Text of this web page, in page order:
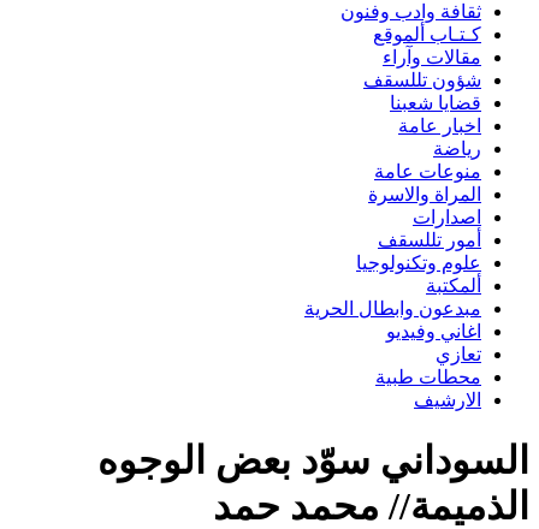
ثقافة وادب وفنون
كـتـاب ألموقع
مقالات وآراء
شؤون تللسقف
قضايا شعبنا
اخبار عامة
رياضة
منوعات عامة
المراة والاسرة
اصدارات
أمور تللسقف
علوم وتكنولوجيا
ألمكتبة
مبدعون وابطال الحرية
اغاني وفيديو
تعازي
محطات طبية
الارشيف
السوداني سوّد بعض الوجوه
الذميمة// محمد حمد